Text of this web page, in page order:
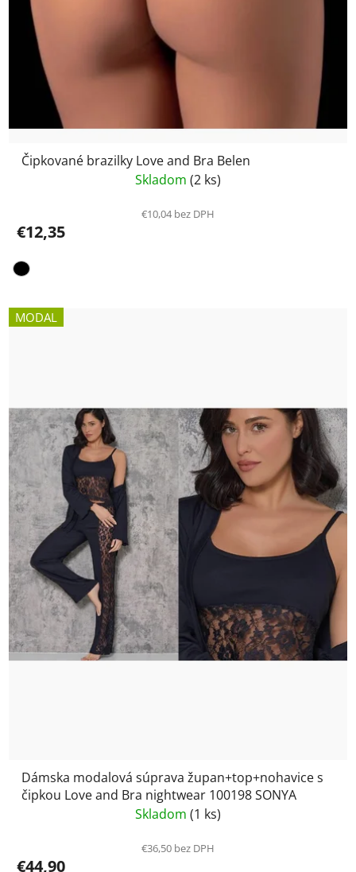
Čipkované brazilky Love and Bra Belen
Skladom (2 ks)
€10,04 bez DPH
€12,35
MODAL
Dámska modalová súprava župan+top+nohavice s
čipkou Love and Bra nightwear 100198 SONYA
Skladom (1 ks)
€36,50 bez DPH
€44,90